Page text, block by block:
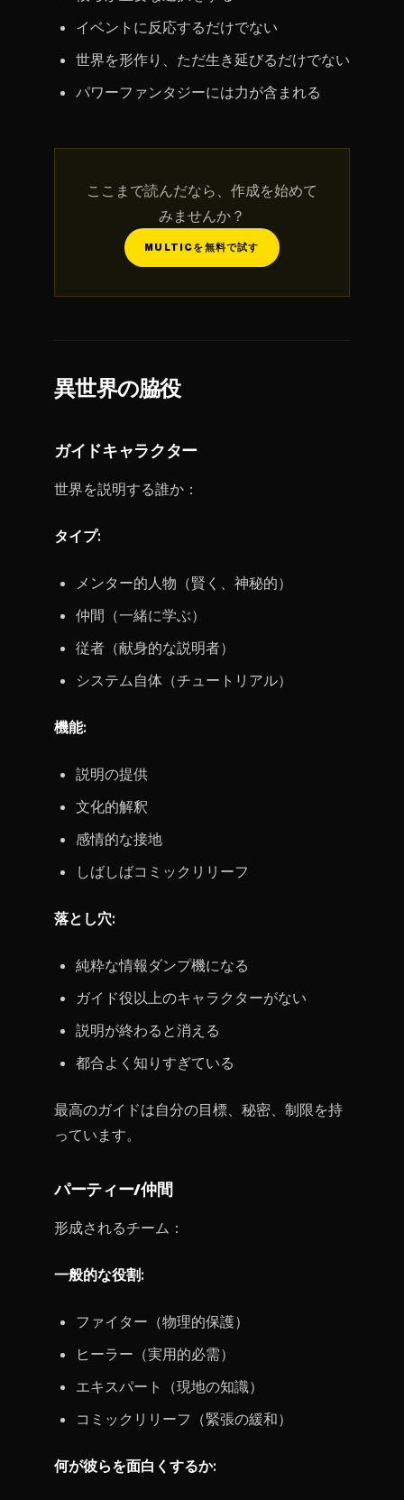
イベントに反応するだけでない
世界を形作り、ただ生き延びるだけでない
パワーファンタジーには力が含まれる
ここまで読んだなら、作成を始めて
みませんか？
MULTICを無料で試す
異世界の脇役
ガイドキャラクター
世界を説明する誰か：
タイプ:
メンター的人物（賢く、神秘的）
仲間（一緒に学ぶ）
従者（献身的な説明者）
システム自体（チュートリアル）
機能:
説明の提供
文化的解釈
感情的な接地
しばしばコミックリリーフ
落とし穴:
純粋な情報ダンプ機になる
ガイド役以上のキャラクターがない
説明が終わると消える
都合よく知りすぎている
最高のガイドは自分の目標、秘密、制限を持
っています。
パーティー/仲間
形成されるチーム：
一般的な役割:
ファイター（物理的保護）
ヒーラー（実用的必需）
エキスパート（現地の知識）
コミックリリーフ（緊張の緩和）
何が彼らを面白くするか: